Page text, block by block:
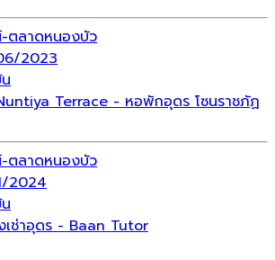
ตลาดหนองบัว
2023
Terrace - หอพักอุดร โซนราชภัฏ
ตลาดหนองบัว
2024
ช่าอุดร - Baan Tutor